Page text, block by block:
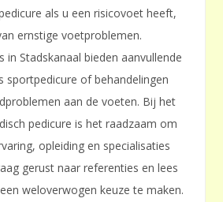
als u een risicovoet heeft,
ernstige voetproblemen.
in Stadskanaal bieden aanvullende
sportpedicure of behandelingen
aan de voeten. Bij het
pedicure is het raadzaam om
opleiding en specialisaties
gerust naar referenties en lees
weloverwogen keuze te maken.